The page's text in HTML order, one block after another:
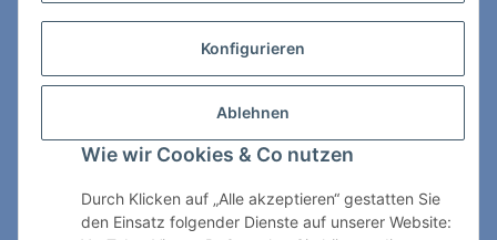
Konfigurieren
Ablehnen
Wie wir Cookies & Co nutzen
Durch Klicken auf „Alle akzeptieren“ gestatten Sie
den Einsatz folgender Dienste auf unserer Website:
ChessWare Schachversand
89264 Weissenhorn
Telefon: 0 7309 / 7999